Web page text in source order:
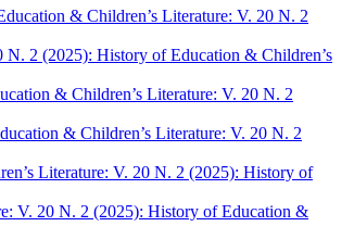
& Children’s Literature: V. 20 N. 2
2 (2025): History of Education & Children’s
& Children’s Literature: V. 20 N. 2
& Children’s Literature: V. 20 N. 2
Literature: V. 20 N. 2 (2025): History of
V. 20 N. 2 (2025): History of Education &